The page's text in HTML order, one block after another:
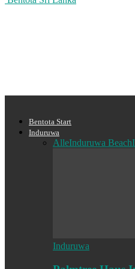
Bentota Start
Induruwa
AlleInduruwa Beach
Induruwa